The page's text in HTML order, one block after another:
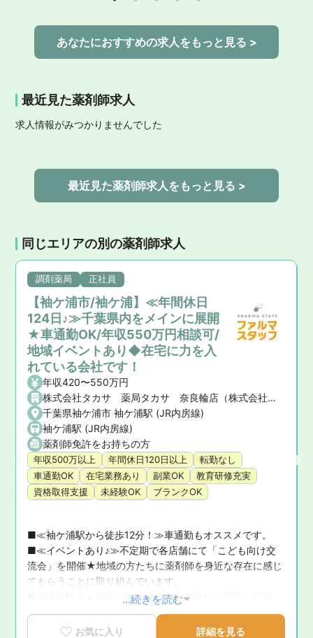
あなたにおすすめの求人をもっと見る >
最近見た薬剤師求人
求人情報がみつかりませんでした
最近見た薬剤師求人をもっと見る >
同じエリアの別の薬剤師求人
調剤薬局 正社員
【袖ケ浦市/袖ケ浦】≪年間休日
124日♪≫千葉県内をメインに展開
★車通勤OK/年収550万円相談可/
地域イベントあり◆在宅に力を入
れている会社です！
年収420〜550万円
株式会社タカサ 薬局タカサ 奈良輪店（株式会社タカサ）
千葉県袖ケ浦市 袖ケ浦駅 (JR内房線)
袖ケ浦駅 (JR内房線)
薬剤師免許をお持ちの方
年収500万以上 年間休日120日以上
転勤なし
車通勤OK
在宅業務あり 副業OK
教育研修充実
資格取得支援
未経験OK ブランクOK
■≪袖ケ浦駅から徒歩12分！≫車通勤もオススメです。
■≪イベントあり♪≫不定期で各店舗にて「こども向け交
流会」を開催★地域の方たちに薬剤師を身近な存在に感じ
てもらうことに取り組んでいます。
■在宅経験のある方大歓迎◎未経験で新たに挑戦してみた
い方もお待ちしております！
...続きを読む
お気に入り 詳細を見る